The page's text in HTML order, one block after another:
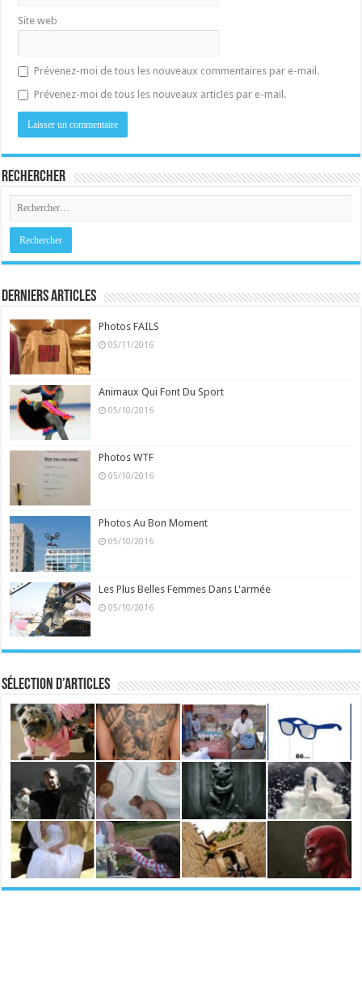
Site web
Prévenez-moi de tous les nouveaux commentaires par e-mail.
Prévenez-moi de tous les nouveaux articles par e-mail.
Rechercher
Derniers Articles
Photos FAILS
05/11/2016
Animaux Qui Font Du Sport
05/10/2016
Photos WTF
05/10/2016
Photos Au Bon Moment
05/10/2016
Les Plus Belles Femmes Dans L'armée
05/10/2016
Sélection d’articles